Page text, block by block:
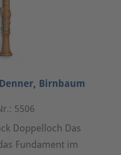
Birnbaum
5506
Doppelloch Das
Fundament im